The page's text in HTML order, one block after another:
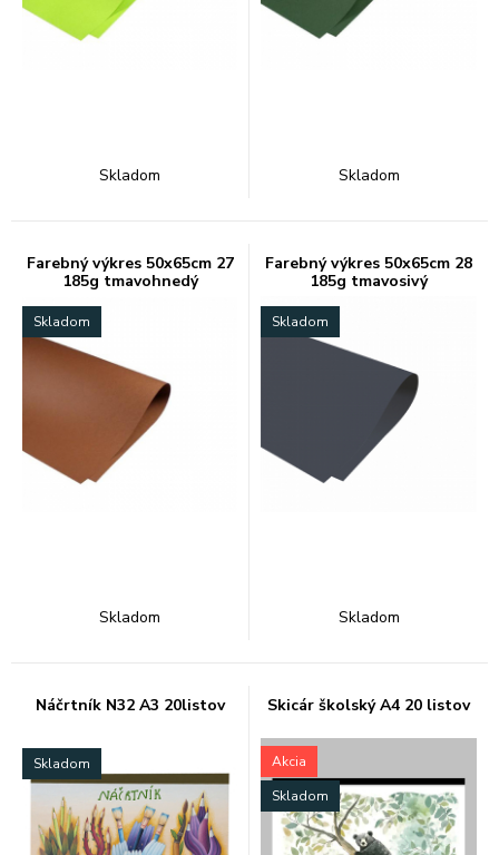
Skladom Skladom
Farebný výkres 50x65cm 27
185g tmavohnedý
Skladom
Skladom
Farebný výkres 50x65cm 28
185g tmavosivý
Skladom
Skladom
Náčrtník N32 A3 20listov
Skladom
Skicár školský A4 20 listov
Akcia
Skladom